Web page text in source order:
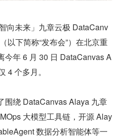
向未来」九章云极 DataCanv
以下简称“发布会”）在北京重
年 6 月 30 日 DataCanvas A
4 个多月。
绕 DataCanvas Alaya 九章
大模型工具链，开源 Alay
数据分析智能体等一